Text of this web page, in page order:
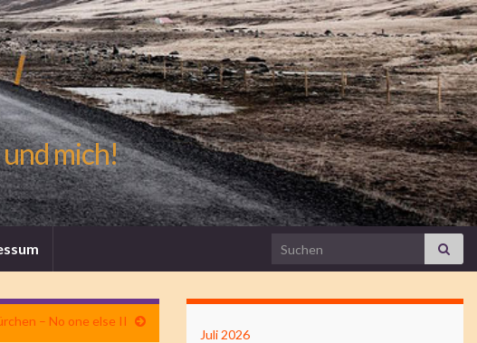
mich!
Search for:
– No one else II
Juli 2026